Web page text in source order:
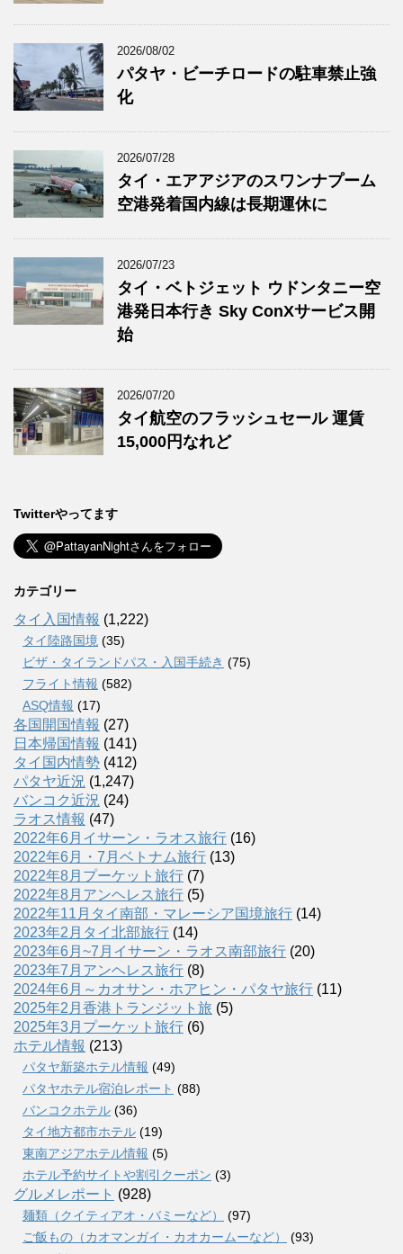
2026/08/02
パタヤ・ビーチロードの駐車禁止強
化
2026/07/28
タイ・エアアジアのスワンナプーム
空港発着国内線は長期運休に
2026/07/23
タイ・ベトジェット ウドンタニー空
港発日本行き Sky ConXサービス開
始
2026/07/20
タイ航空のフラッシュセール 運賃
15,000円なれど
Twitterやってます
カテゴリー
タイ入国情報 (1,222)
タイ陸路国境 (35)
ビザ・タイランドパス・入国手続き (75)
フライト情報 (582)
ASQ情報 (17)
各国開国情報 (27)
日本帰国情報 (141)
タイ国内情勢 (412)
パタヤ近況 (1,247)
バンコク近況 (24)
ラオス情報 (47)
2022年6月イサーン・ラオス旅行 (16)
2022年6月・7月ベトナム旅行 (13)
2022年8月プーケット旅行 (7)
2022年8月アンヘレス旅行 (5)
2022年11月タイ南部・マレーシア国境旅行 (14)
2023年2月タイ北部旅行 (14)
2023年6月~7月イサーン・ラオス南部旅行 (20)
2023年7月アンヘレス旅行 (8)
2024年6月～カオサン・ホアヒン・パタヤ旅行 (11)
2025年2月香港トランジット旅 (5)
2025年3月プーケット旅行 (6)
ホテル情報 (213)
パタヤ新築ホテル情報 (49)
パタヤホテル宿泊レポート (88)
バンコクホテル (36)
タイ地方都市ホテル (19)
東南アジアホテル情報 (5)
ホテル予約サイトや割引クーポン (3)
グルメレポート (928)
麺類（クイティアオ・バミーなど）
(97)
ご飯もの（カオマンガイ・カオカームーなど）
(93)